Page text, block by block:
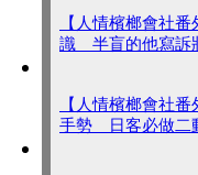
【人情檳榔會社
識 半盲的他寫訴
【人情檳榔會社
手勢 日客必做二